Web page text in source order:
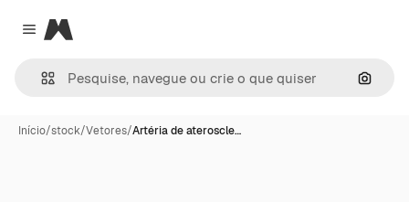
Close menu
Magnific
Início/stock/Vetores/Artéria de ateroscle…